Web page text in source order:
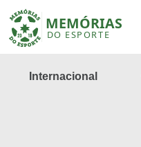
Internacional